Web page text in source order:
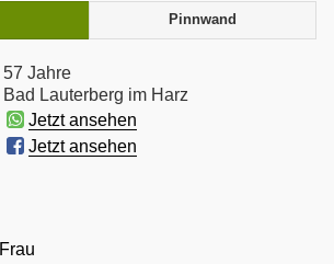
Pinnwand
57 Jahre
Bad Lauterberg im Harz
Jetzt ansehen
Jetzt ansehen
Frau